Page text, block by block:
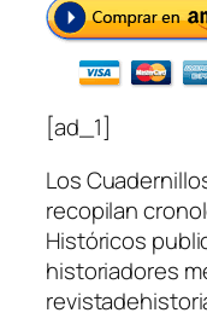
[ad_1]
Los
recopilan
Históricos
historiadores